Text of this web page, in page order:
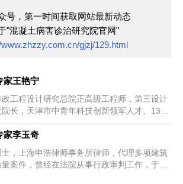
号，第一时间获取网站最新动态
"混凝土病害诊治研究院官网"
www.zhzzy.com.cn/gjzj/129.html
家王艳宁
政工程设计研究总院正高级工程师，第三设计
长，天津市中青年科技创新领军人才、131
家李玉奇
，上海申浩律师事务所律师，代理多项建筑
案件，曾经在法院从事行政审判工作，于最